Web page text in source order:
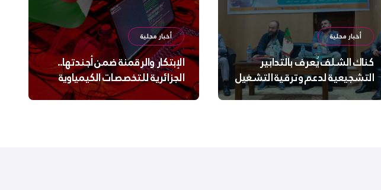
أخبار محلية
كناك الشلف يُعرف بالتدابير
التشجيعية لدعم وترقية التشغيل
أخبار محلية
الإبتكار والرقمنة ضمن أجندتها..
الجزائرية للتخصصات الكيمياوية
ترعى تحدي الإبتكار الجزائري